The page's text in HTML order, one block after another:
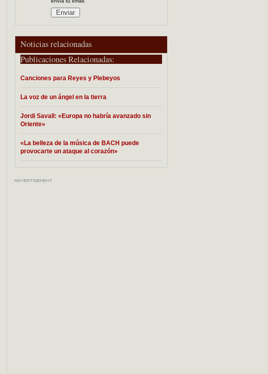
Noticias relacionadas
Publicaciones Relacionadas:
Canciones para Reyes y Plebeyos
La voz de un ángel en la tierra
Jordi Savall: «Europa no habría avanzado sin
Oriente»
«La belleza de la música de BACH puede
provocarte un ataque al corazón»